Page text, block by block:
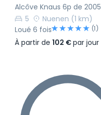
Alcôve Knaus 6p de 2005
5
Nuenen (1 km)
Loué 6 fois
(1)
À partir de 102 €par jour